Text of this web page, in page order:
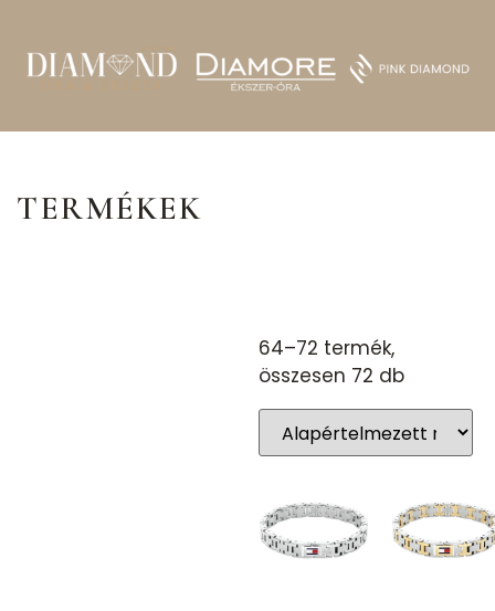
TERMÉKEK
64–72 termék,
összesen 72 db